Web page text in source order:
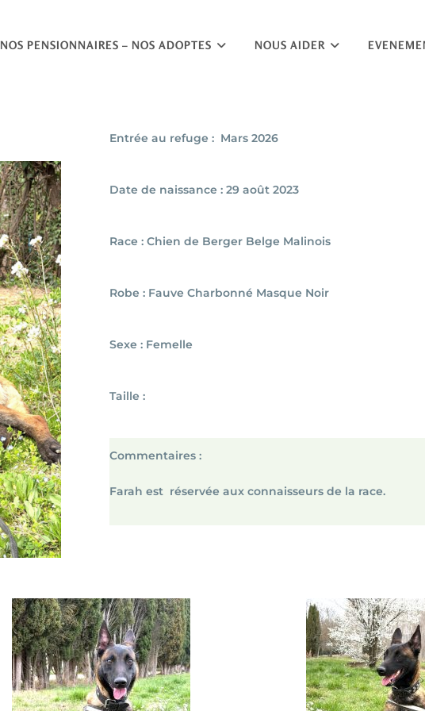
NOS PENSIONNAIRES – NOS ADOPTES NOUS AIDER
Entrée au refuge : Mars 2026
Date de naissance : 29 août 2023
Race : Chien de Berger Belge Malinois
Robe : Fauve Charbonné Masque Noir
Sexe : Femelle
Taille :
Commentaires :
Farah est réservée aux connaisseurs de la race.